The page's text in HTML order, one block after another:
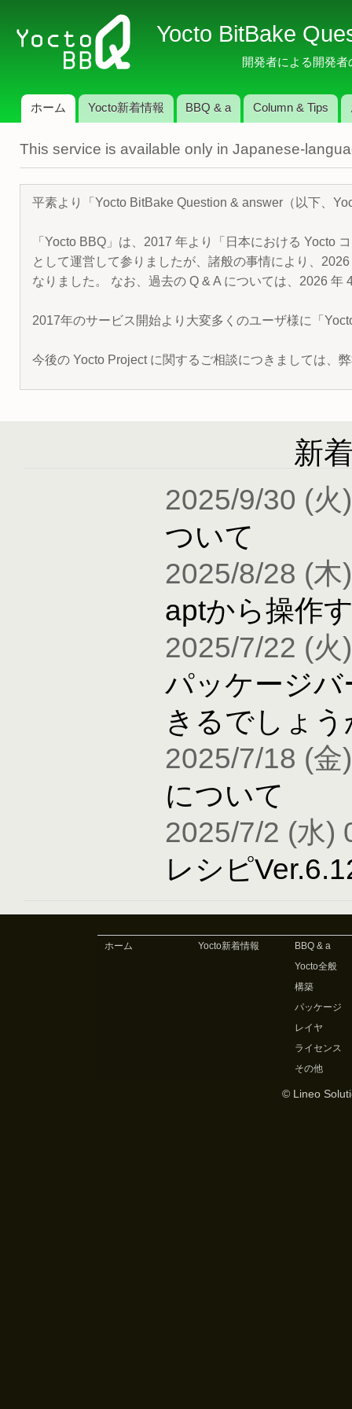
イ
コ
テ
ツ
に
移
動
Yocto BitBake
開発者による開発
メインメニュー
ホーム Yocto新着情報 BBQ & a Column & Tips
This service is available only in Japanese-
平素より「Yocto BitBake Question & answer（以下、
「Yocto BBQ」は、2017 年より「日本における Yocto
として運営して参りましたが、諸般の事情により、
なりました。 なお、過去の Q & A については、2026
2017年のサービス開始より大変多くのユーザ様に「
今後の Yocto Project に関するご相談につきましては、
新
2025/9/30 (火
ついて
2025/8/28 (木
aptから操作
2025/7/22 (火
パッケージ
きるでしょう
2025/7/18 (金
について
2025/7/2 (水)
レシピ
ホーム Yocto新着情報
BBQ & a
Yocto全般
構築
パッケージ
レイヤ
ライセンス
その他
© Lineo